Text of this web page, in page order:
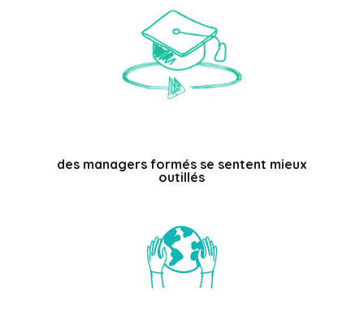
des managers formés se sentent mieux
outillés